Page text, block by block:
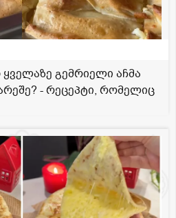
გემრიელი აჩმა
- რეცეპტი, რომელიც